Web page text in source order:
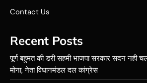
Contact Us
Recent Posts
पूर्ण बहुमत की डरी सहमी भाजपा सरकार सदन नही
मोना, नेता विधानमंडल दल कांग्रेस